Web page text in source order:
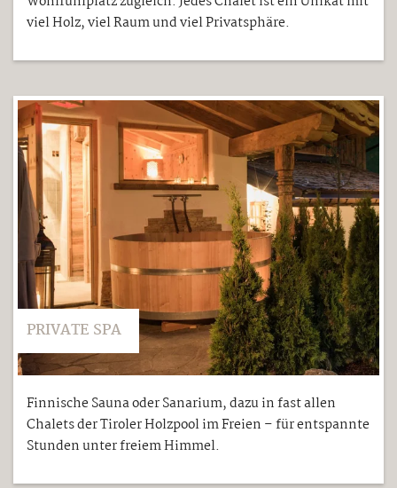
viel Holz, viel Raum und viel Privatsphäre.
PRIVATE SPA
Finnische Sauna oder Sanarium, dazu in fast allen
Chalets der Tiroler Holzpool im Freien – für entspannte
Stunden unter freiem Himmel.